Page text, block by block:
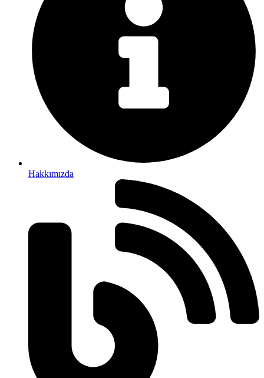
Hakkımızda